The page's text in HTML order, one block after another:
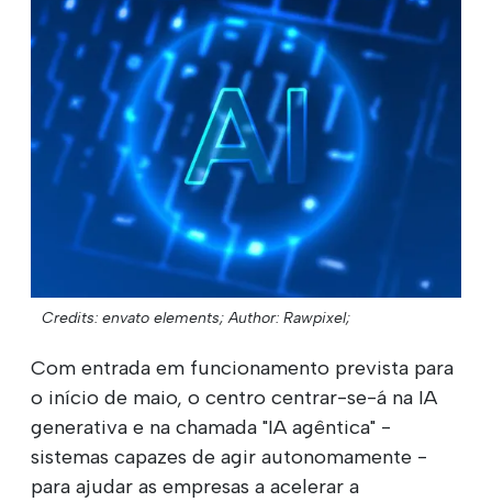
Credits: envato elements; Author: Rawpixel;
Com entrada em funcionamento prevista para
o início de maio, o centro centrar-se-á na IA
generativa e na chamada "IA agêntica" -
sistemas capazes de agir autonomamente -
para ajudar as empresas a acelerar a